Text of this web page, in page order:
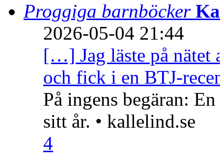
Proggiga barnböcker
2026-05-04 21:44
[…] Jag läste på nätet
och fick i en BTJ-
På ingens begäran:
sitt år. • kallelind.se
4